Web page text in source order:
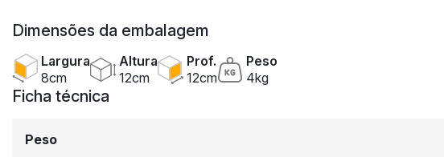
Dimensões da embalagem
Largura
8cm
Altura
12cm
Prof.
12cm
Peso
4kg
Ficha técnica
Peso